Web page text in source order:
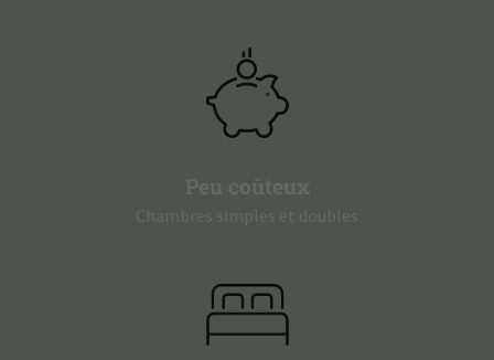
Peu coûteux
Chambres simples et doubles